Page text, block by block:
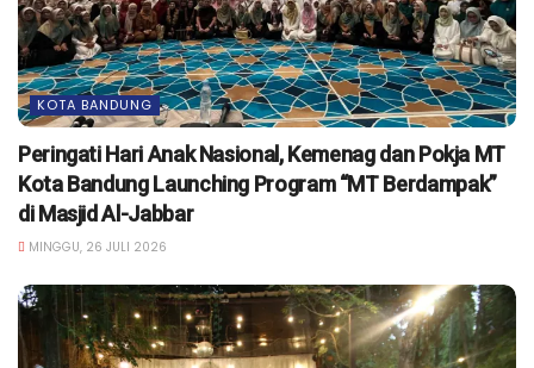
KOTA BANDUNG
Peringati Hari Anak Nasional, Kemenag dan Pokja MT
Kota Bandung Launching Program “MT Berdampak”
di Masjid Al-Jabbar
MINGGU, 26 JULI 2026